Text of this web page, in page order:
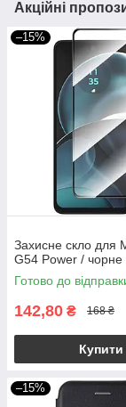
Акційні
–15%
Захисне скло для
G54 Power / чорне
Готово до
142,80 ₴ 168 ₴
Купити
–15%